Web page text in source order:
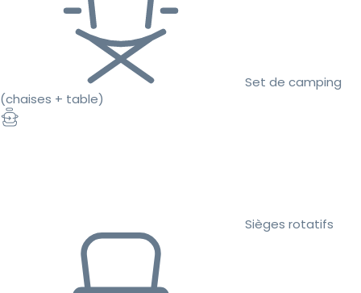
Set de camping
(chaises + table)
Sièges rotatifs